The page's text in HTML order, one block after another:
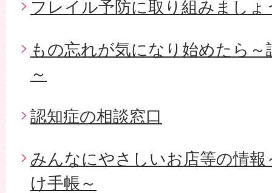
フレイル予防に取り組みましょ
もの忘れが気になり始めたら
～
認知症の相談窓口
みんなにやさしいお店等の情
け手帳～